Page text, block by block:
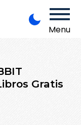
Menu
Gratis